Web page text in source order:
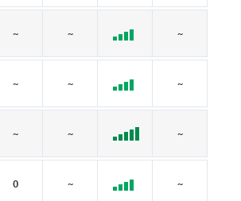
~ ~ ~
~ ~ ~
~ ~ ~
0 ~ ~